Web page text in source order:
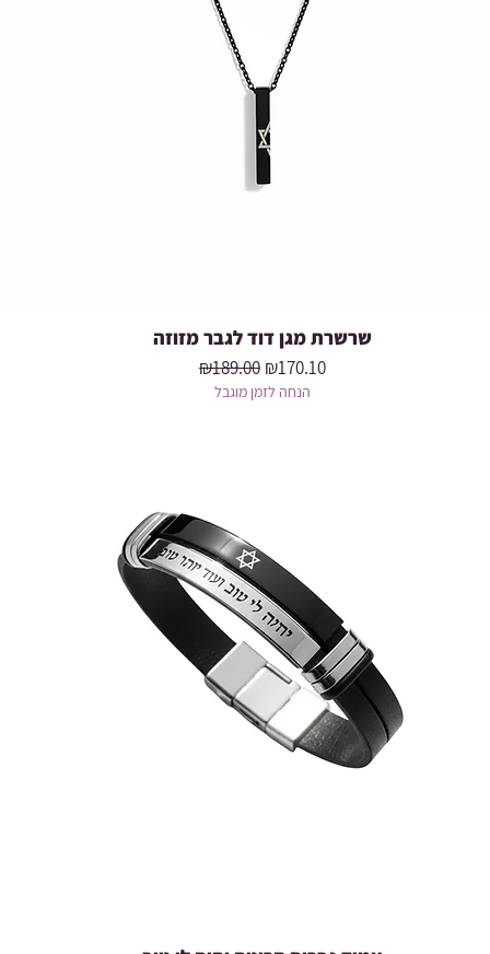
Quick View
שרשרת מגן דוד לגבר מזוזה
Regular Price
₪189.00 Sale Price
₪170.10
הנחה לזמן מוגבל